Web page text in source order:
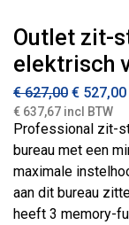
Outlet zit-
elektrisch
€627,00 € 527,00
€ 637,67 incl BTW
Professional zit-
bureau met een
maximale
aan dit bureau
heeft 3 memory-